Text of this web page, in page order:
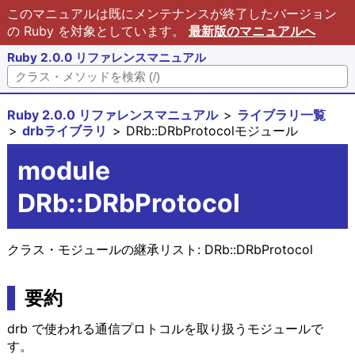
このマニュアルは既にメンテナンスが終了したバージョン
の Ruby を対象としています。 最新版のマニュアルへ
Ruby 2.0.0 リファレンスマニュアル
Ruby 2.0.0 リファレンスマニュアル
ライブラリ一覧
drbライブラリ
DRb::DRbProtocolモジュール
module
DRb::DRbProtocol
クラス・モジュールの継承リスト: DRb::DRbProtocol
要約
drb で使われる通信プロトコルを取り扱うモジュールで
す。